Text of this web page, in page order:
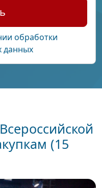
обработки
данных
(15